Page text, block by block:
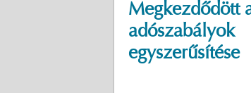
Megkezdődött
adószabályok
egyszerűsítése